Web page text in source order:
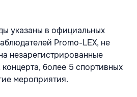
указаны в официальных
Promo-LEX, не
незарегистрированные
более 5 спортивных
мероприятия.